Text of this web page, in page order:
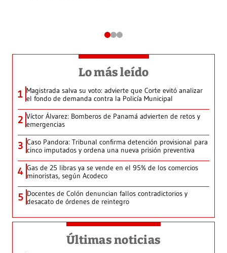
Lo más leído
1 Magistrada salva su voto: advierte que Corte evitó analizar
el fondo de demanda contra la Policía Municipal
2 Víctor Álvarez: Bomberos de Panamá advierten de retos y
emergencias
3 Caso Pandora: Tribunal confirma detención provisional para
cinco imputados y ordena una nueva prisión preventiva
4 Gas de 25 libras ya se vende en el 95% de los comercios
minoristas, según Acodeco
5 Docentes de Colón denuncian fallos contradictorios y
desacato de órdenes de reintegro
Últimas noticias